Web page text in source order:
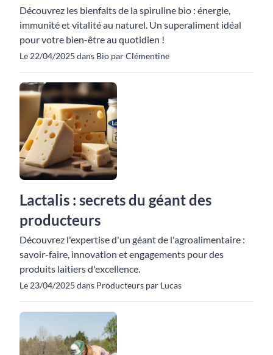
Découvrez les bienfaits de la spiruline bio : énergie,
immunité et vitalité au naturel. Un superaliment idéal
pour votre bien-être au quotidien !
Le 22/04/2025 dans Bio par Clémentine
Lactalis : secrets du géant des
producteurs
Découvrez l'expertise d'un géant de l'agroalimentaire :
savoir-faire, innovation et engagements pour des
produits laitiers d'excellence.
Le 23/04/2025 dans Producteurs par Lucas